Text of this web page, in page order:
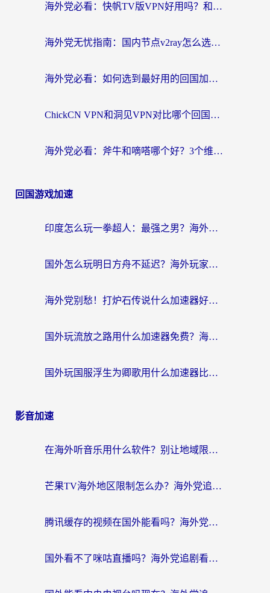
海外党必看：快帆TV版VPN好用吗？和快游VPN对比哪个回国效果更好？附实用避坑指南
海外党无忧指南：国内节点v2ray怎么选？一键回国VPN+多场景实测帮你避坑
海外党必看：如何选到最好用的回国加速器？从节点到售后的全维度指南
ChickCN VPN和洞见VPN对比哪个回国效果更好？海外党亲测3款加速器+避坑指南
海外党必看：斧牛和嘀嗒哪个好？3个维度教你选对回国加速器
回国游戏加速
印度怎么玩一拳超人：最强之男？海外党国服游戏加速避坑指南
国外怎么玩明日方舟不延迟？海外玩家国服游戏加速终极指南（附DNF梦幻诛仙解决方案）
海外党别愁！打炉石传说什么加速器好用？3个实用技巧解决国服游戏卡顿
国外玩流放之路用什么加速器免费？海外党亲测有效的国服游戏加速指南
国外玩国服浮生为卿歌用什么加速器比较好？海外党亲测不踩坑指南
影音加速
在海外听音乐用什么软件？别让地域限制断了你的华语歌单
芒果TV海外地区限制怎么办？海外党追剧看片的实用加速器选择指南
腾讯缓存的视频在国外能看吗？海外党追剧看片的终极解决方案
国外看不了咪咕直播吗？海外党追剧看片的加速器选择指南